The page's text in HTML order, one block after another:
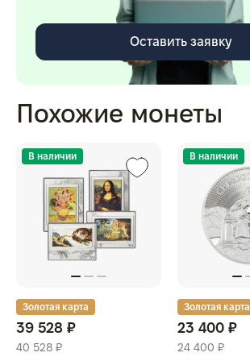
Оставить заявку
Похожие монеты
В наличии
Золотая карта
39 528 ₽
40 528 ₽
В наличии
Золотая карта
23 400 ₽
24 400 ₽